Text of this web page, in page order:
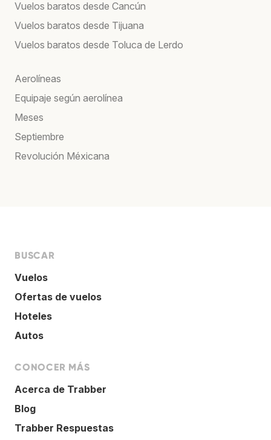
Vuelos baratos desde Cancún
Vuelos baratos desde Tijuana
Vuelos baratos desde Toluca de Lerdo
Aerolíneas
Equipaje según aerolínea
Meses
Septiembre
Revolución Méxicana
BUSCAR
Vuelos
Ofertas de vuelos
Hoteles
Autos
CONOCER MÁS
Acerca de Trabber
Blog
Trabber Respuestas